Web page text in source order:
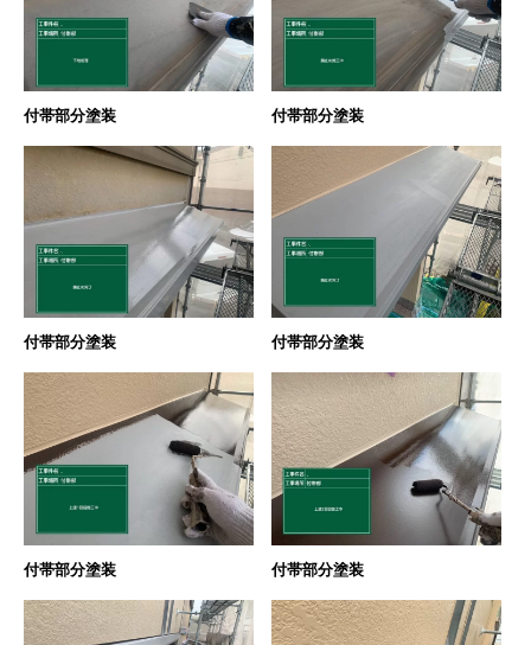
付帯部分塗装 付帯部分塗装
付帯部分塗装 付帯部分塗装
付帯部分塗装 付帯部分塗装